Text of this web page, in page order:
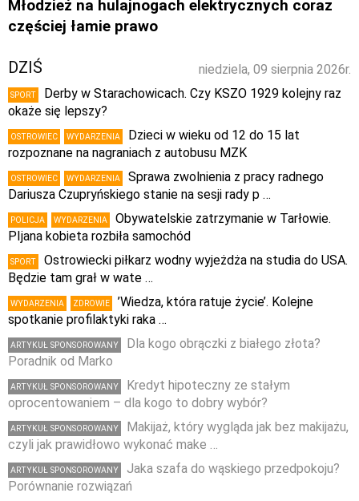
Młodzież na hulajnogach elektrycznych coraz
częściej łamie prawo
niedziela, 09 sierpnia 2026r.
DZIŚ
SPORT
Derby w Starachowicach. Czy KSZO 1929 kolejny raz
okaże się lepszy?
OSTROWIEC WYDARZENIA
Dzieci w wieku od 12 do 15 lat
rozpoznane na nagraniach z autobusu MZK
OSTROWIEC WYDARZENIA
Sprawa zwolnienia z pracy radnego
Dariusza Czupryńskiego stanie na sesji rady p …
POLICJA WYDARZENIA
Obywatelskie zatrzymanie w Tarłowie.
PIjana kobieta rozbiła samochód
SPORT
Ostrowiecki piłkarz wodny wyjeżdża na studia do USA.
Będzie tam grał w wate …
WYDARZENIA ZDROWIE
’Wiedza, która ratuje życie’. Kolejne
spotkanie profilaktyki raka …
ARTYKUŁ SPONSOROWANY
Dla kogo obrączki z białego złota?
Poradnik od Marko
ARTYKUŁ SPONSOROWANY
Kredyt hipoteczny ze stałym
oprocentowaniem – dla kogo to dobry wybór?
ARTYKUŁ SPONSOROWANY
Makijaż, który wygląda jak bez makijażu,
czyli jak prawidłowo wykonać make …
ARTYKUŁ SPONSOROWANY
Jaka szafa do wąskiego przedpokoju?
Porównanie rozwiązań